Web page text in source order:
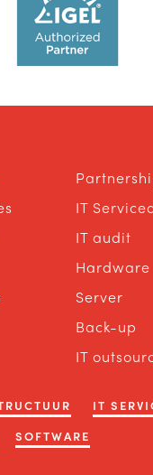
IT
IT audit
Hardware
Server
Back-up
IT
IT
SOFTWARE